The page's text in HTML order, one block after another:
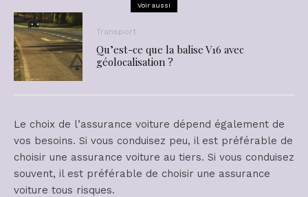
Voir aussi
Transport
Qu’est-ce que la balise V16 avec
géolocalisation ?
Le choix de l’assurance voiture dépend également de
vos besoins. Si vous conduisez peu, il est préférable de
choisir une assurance voiture au tiers. Si vous conduisez
souvent, il est préférable de choisir une assurance
voiture tous risques.